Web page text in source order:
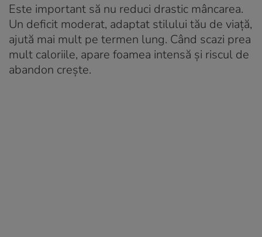
Este important să nu reduci drastic mâncarea.
Un deficit moderat, adaptat stilului tău de viață,
ajută mai mult pe termen lung. Când scazi prea
mult caloriile, apare foamea intensă și riscul de
abandon crește.